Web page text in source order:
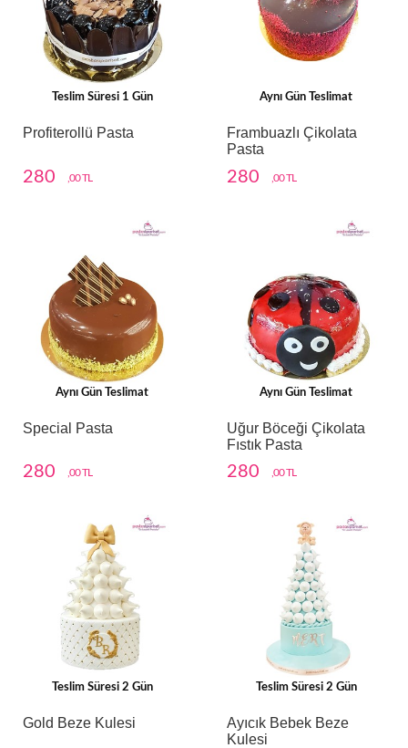
Teslim Süresi 1 Gün
Profiterollü Pasta
280 ,00 TL
Aynı Gün Teslimat
Frambuazlı Çikolata
Pasta
280 ,00 TL
Aynı Gün Teslimat
Special Pasta
280 ,00 TL
Aynı Gün Teslimat
Uğur Böceği Çikolata
Fıstık Pasta
280 ,00 TL
Teslim Süresi 2 Gün
Gold Beze Kulesi
Teslim Süresi 2 Gün
Ayıcık Bebek Beze
Kulesi